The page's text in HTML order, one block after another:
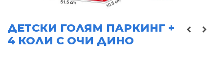
ДЕТСКИ ГОЛЯМ ПАРКИНГ +
4 КОЛИ С ОЧИ ДИНО